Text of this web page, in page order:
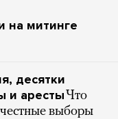
на митинге
десятки
и аресты Что
честные выборы